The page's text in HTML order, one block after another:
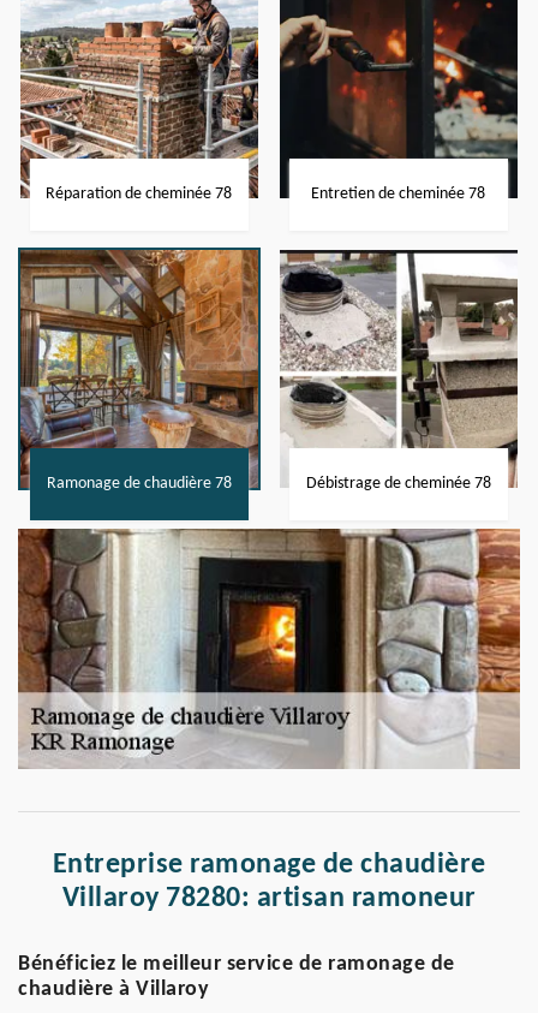
Réparation de cheminée 78 Entretien de cheminée 78
Ramonage de chaudière 78 Débistrage de cheminée 78
Entreprise ramonage de chaudière
Villaroy 78280: artisan ramoneur
Bénéficiez le meilleur service de ramonage de
chaudière à Villaroy